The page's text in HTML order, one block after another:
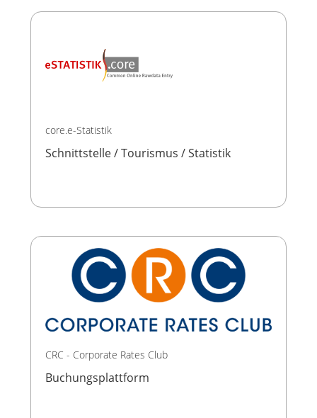
core.e-Statistik
Schnittstelle / Tourismus / Statistik
CRC - Corporate Rates Club
Buchungsplattform